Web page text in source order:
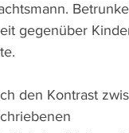
gegenüber
den Kontrast